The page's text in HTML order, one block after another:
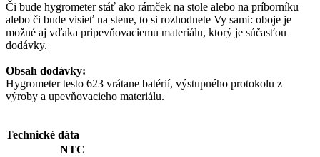
Či bude hygrometer stáť ako rámček na stole alebo na príborníku
alebo či bude visieť na stene, to si rozhodnete Vy sami: oboje je
možné aj vďaka pripevňovaciemu materiálu, ktorý je súčasťou
dodávky.
Obsah dodávky:
Hygrometer testo 623 vrátane batérií, výstupného protokolu z
výroby a upevňovacieho materiálu.
Technické dáta
NTC